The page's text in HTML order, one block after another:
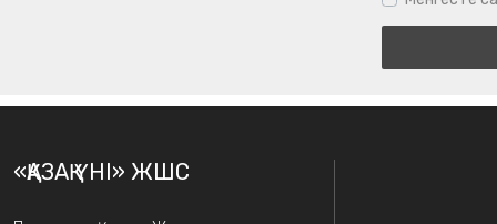
«ҚАЗАҚ ҮНІ» ЖШС